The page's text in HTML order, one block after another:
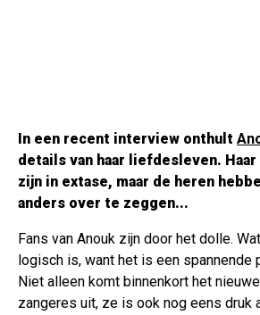
In een recent interview onthult
details van haar liefdesleven.
zijn in extase, maar de heren
anders over te zeggen...
Fans van Anouk zijn door het dolle.
logisch is, want het is een spannende
Niet alleen komt binnenkort het
zangeres uit, ze is ook nog eens druk